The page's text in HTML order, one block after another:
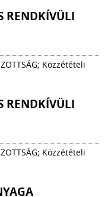
RENDKÍVÜLI
Közzétételi
RENDKÍVÜLI
Közzétételi